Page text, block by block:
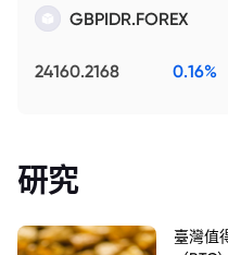
GBPIDR.FOREX
24160.2168 0.16%
研究
臺灣值